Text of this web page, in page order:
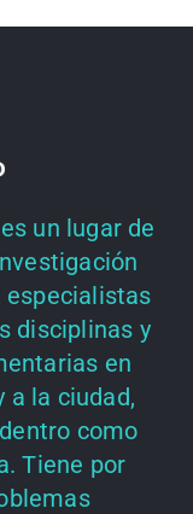
un lugar de
especialistas
disciplinas y
en
a la ciudad,
como
Tiene por